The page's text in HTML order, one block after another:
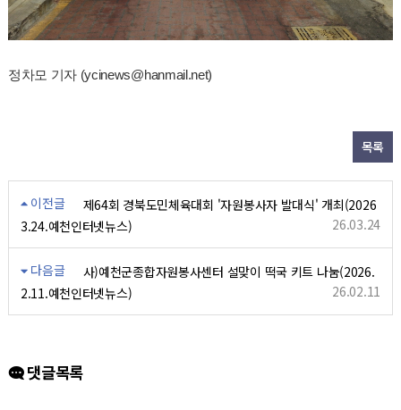
정차모 기자 (ycinews@hanmail.net)
목록
이전글
제64회 경북도민체육대회 '자원봉사자 발대식' 개최(2026
3.24.예천인터넷뉴스)
26.03.24
다음글
사)예천군종합자원봉사센터 설맞이 떡국 키트 나눔(2026.
2.11.예천인터넷뉴스)
26.02.11
댓글목록